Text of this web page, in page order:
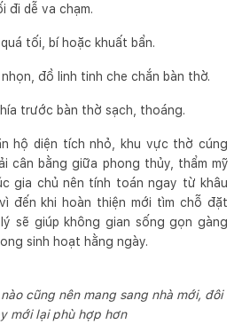
đi dễ va chạm.
tối, bí hoặc khuất bẩn.
đồ linh tinh che chắn bàn thờ.
trước bàn thờ sạch, thoáng.
hộ diện tích nhỏ, khu vực thờ cúng
cân bằng giữa phong thủy, thẩm mỹ
gia chủ nên tính toán ngay từ khâu
đến khi hoàn thiện mới tìm chỗ đặt
sẽ giúp không gian sống gọn gàng
sinh hoạt hằng ngày.
cũng nên mang sang nhà mới, đôi
mới lại phù hợp hơn